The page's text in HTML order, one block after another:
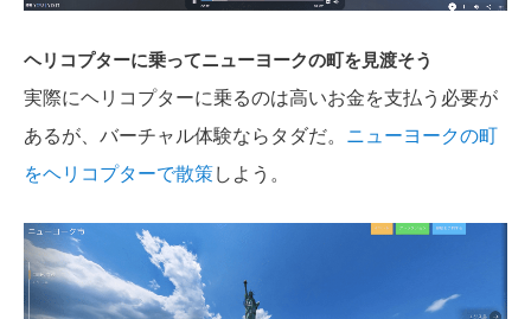
ヘリコプターに乗ってニューヨークの町を見渡そう
実際にヘリコプターに乗るのは高いお金を支払う必要が
あるが、バーチャル体験ならタダだ。 ニューヨークの町
をヘリコプターで散策しよう。